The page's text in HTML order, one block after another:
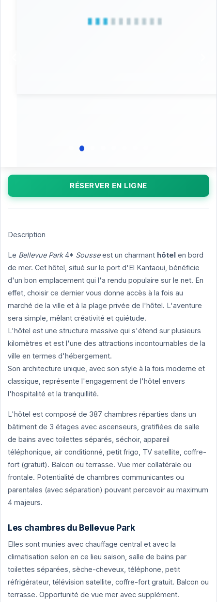
RÉSERVER EN LIGNE
Description
Le Bellevue Park4* Sousseest un charmant hôtel en bord
de mer. Cet hôtel, situé sur le port d'El Kantaoui, bénéficie
d'un bon emplacement qui l'a rendu populaire sur le net. En
effet, choisir ce dernier vous donne accès à la fois au
marché de la ville et à la plage privée de l'hôtel. L'aventure
sera simple, mêlant créativité et quiétude.
L'hôtel est une structure massive qui s'étend sur plusieurs
kilomètres et est l'une des attractions incontournables de la
ville en termes d'hébergement.
Son architecture unique, avec son style à la fois moderne et
classique, représente l'engagement de l'hôtel envers
l'hospitalité et la tranquillité.
L'hôtel est composé de 387 chambres réparties dans un
bâtiment de 3 étages avec ascenseurs, gratifiées de salle
de bains avec toilettes séparés, séchoir, appareil
téléphonique, air conditionné, petit frigo, TV satellite, coffre-
fort (gratuit). Balcon ou terrasse. Vue mer collatérale ou
frontale. Potentialité de chambres communicantes ou
parentales (avec séparation) pouvant percevoir au maximum
4 majeurs.
Les chambres du Bellevue Park
Elles sont munies avec chauffage central et avec la
climatisation selon en ce lieu saison, salle de bains par
toilettes séparées, sèche-cheveux, téléphone, petit
réfrigérateur, télévision satellite, coffre-fort gratuit. Balcon ou
terrasse. Opportunité de vue mer avec supplément.